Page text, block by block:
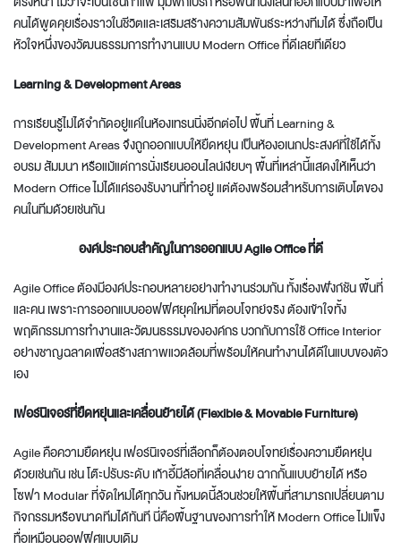
คนได้พูดคุยเรื่องราวในชีวิตและเสริมสร้างความสัมพันธ์ระหว่างทีมได้ ซึ่งถือเป็น
หัวใจหนึ่งของวัฒนธรรมการทำงานแบบModern Officeที่ดีเลยทีเดียว
Learning & Development Areas
การเรียนรู้ไม่ได้จำกัดอยู่แค่ในห้องเทรนนิ่งอีกต่อไป พื้นที่ Learning &
Development Areas จึงถูกออกแบบให้ยืดหยุ่น เป็นห้องอเนกประสงค์ที่ใช้ได้ทั้ง
อบรม สัมมนา หรือแม้แต่การนั่งเรียนออนไลน์เงียบๆ พื้นที่เหล่านี้แสดงให้เห็นว่า
Modern Officeไม่ได้แค่รองรับงานที่ทำอยู่ แต่ต้องพร้อมสำหรับการเติบโตของ
คนในทีมด้วยเช่นกัน
องค์ประกอบสำคัญในการออกแบบ Agile Office ที่ดี
Agile Office ต้องมีองค์ประกอบหลายอย่างทำงานร่วมกัน ทั้งเรื่องฟังก์ชัน พื้นที่
และคน เพราะการออกแบบออฟฟิศยุคใหม่ที่ตอบโจทย์จริง ต้องเข้าใจทั้ง
พฤติกรรมการทำงานและวัฒนธรรมขององค์กร บวกกับการใช้Office Interior
อย่างชาญฉลาดเพื่อสร้างสภาพแวดล้อมที่พร้อมให้คนทำงานได้ดีในแบบของตัว
เอง
เฟอร์นิเจอร์ที่ยืดหยุ่นและเคลื่อนย้ายได้ (Flexible & Movable Furniture)
Agile คือความยืดหยุ่น เฟอร์นิเจอร์ที่เลือกก็ต้องตอบโจทย์เรื่องความยืดหยุ่น
ด้วยเช่นกัน เช่น โต๊ะปรับระดับ เก้าอี้มีล้อที่เคลื่อนง่าย ฉากกั้นแบบย้ายได้ หรือ
โซฟา Modular ที่จัดใหม่ได้ทุกวัน ทั้งหมดนี้ล้วนช่วยให้พื้นที่สามารถเปลี่ยนตาม
กิจกรรมหรือขนาดทีมได้ทันที นี่คือพื้นฐานของการทำให้Modern Officeไม่แข็ง
ทื่อเหมือนออฟฟิศแบบเดิม